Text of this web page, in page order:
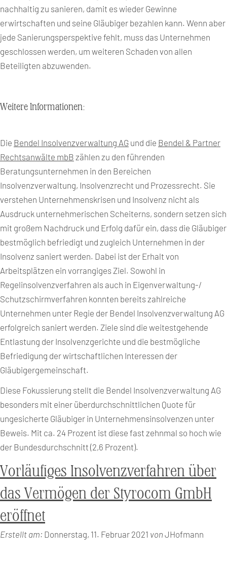
nachhaltig zu sanieren, damit es wieder Gewinne
erwirtschaften und seine Gläubiger bezahlen kann. Wenn aber
jede Sanierungsperspektive fehlt, muss das Unternehmen
geschlossen werden, um weiteren Schaden von allen
Beteiligten abzuwenden.
Weitere Informationen:
Die Bendel Insolvenzverwaltung AG und die Bendel & Partner
Rechtsanwälte mbB zählen zu den führenden
Beratungsunternehmen in den Bereichen
Insolvenzverwaltung, Insolvenzrecht und Prozessrecht. Sie
verstehen Unternehmenskrisen und Insolvenz nicht als
Ausdruck unternehmerischen Scheiterns, sondern setzen sich
mit großem Nachdruck und Erfolg dafür ein, dass die Gläubiger
bestmöglich befriedigt und zugleich Unternehmen in der
Insolvenz saniert werden. Dabei ist der Erhalt von
Arbeitsplätzen ein vorrangiges Ziel. Sowohl in
Regelinsolvenzverfahren als auch in Eigenverwaltung-/
Schutzschirmverfahren konnten bereits zahlreiche
Unternehmen unter Regie der Bendel Insolvenzverwaltung AG
erfolgreich saniert werden. Ziele sind die weitestgehende
Entlastung der Insolvenzgerichte und die bestmögliche
Befriedigung der wirtschaftlichen Interessen der
Gläubigergemeinschaft.
Diese Fokussierung stellt die Bendel Insolvenzverwaltung AG
besonders mit einer überdurchschnittlichen Quote für
ungesicherte Gläubiger in Unternehmensinsolvenzen unter
Beweis. Mit ca. 24 Prozent ist diese fast zehnmal so hoch wie
der Bundesdurchschnitt (2,6 Prozent).
Vorläufiges Insolvenzverfahren über
das Vermögen der Styrocom GmbH
eröffnet
Erstellt am: Donnerstag, 11. Februar 2021 von JHofmann